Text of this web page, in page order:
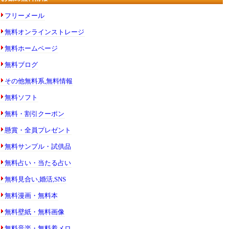
フリーメール
無料オンラインストレージ
無料ホームページ
無料ブログ
その他無料系,無料情報
無料ソフト
無料・割引クーポン
懸賞・全員プレゼント
無料サンプル・試供品
無料占い・当たる占い
無料見合い,婚活,SNS
無料漫画・無料本
無料壁紙・無料画像